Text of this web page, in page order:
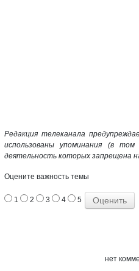
Редакция телеканала
использованы упоминания (в том
деятельность которых запрещена
Оцените важность темы
1 2 3 4 5
нет